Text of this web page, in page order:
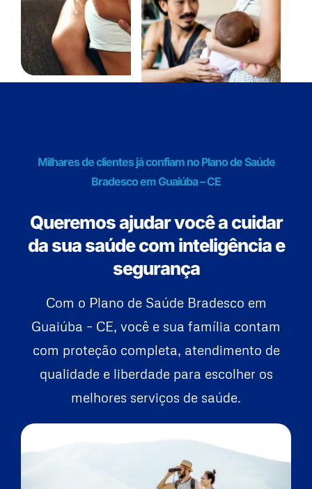
Milhares de clientes já confiam no Plano de Saúde
Bradesco em Guaiúba – CE
Queremos ajudar você a cuidar
da sua saúde com inteligência e
segurança
Com o Plano de Saúde Bradesco em
Guaiúba – CE, você e sua família contam
com proteção completa, atendimento de
qualidade e liberdade para escolher os
melhores serviços de saúde.